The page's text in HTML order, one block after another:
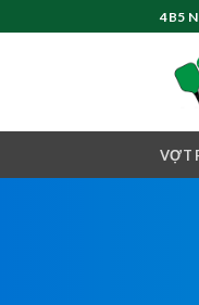
to
4B5
VỢT